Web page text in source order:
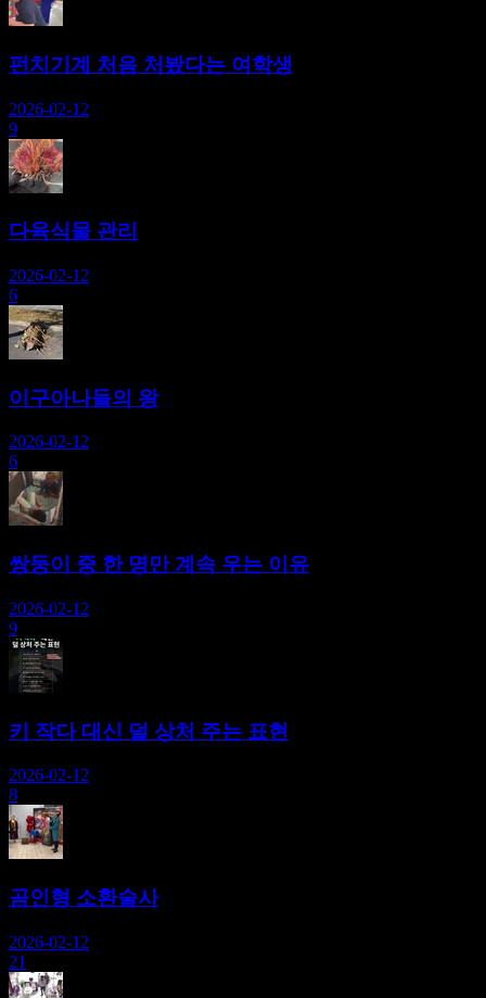
펀치기계 처음 처봤다는 여학생
2026-02-12
9
다육식물 관리
2026-02-12
6
이구아나들의 왕
2026-02-12
6
쌍둥이 중 한 명만 계속 우는 이유
2026-02-12
9
키 작다 대신 덜 상처 주는 표현
2026-02-12
8
곰인형 소환술사
2026-02-12
21